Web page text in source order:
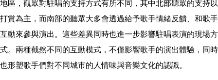
地區，觀眾對駐唱的支持方式有所不同，其中北部聽眾的支持以
打賞為主，而南部的聽眾大多會透過給予歌手情緒反饋、和歌手
互動來參與演出。這些差異同時也進一步影響駐唱表演的現場方
式。兩種截然不同的互動模式，不僅影響歌手的演出體驗，同時
也形塑歌手們對不同城市的人情味與音樂文化的認識。